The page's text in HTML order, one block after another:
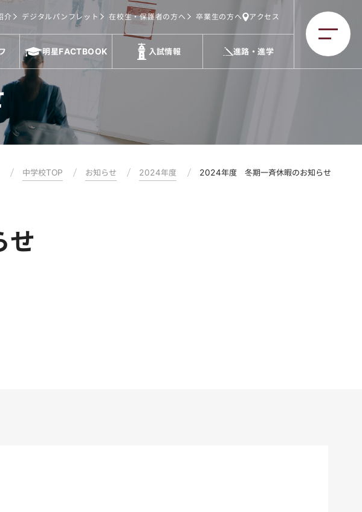
介 デジタルパンフレット 在校生・保護者の方へ 卒業生の方へ アクセス
明星FACTBOOK 入試情報 進路・進学
中学校TOP お知らせ 2024年度 2024年度 冬期一斉休暇のお知らせ
せ